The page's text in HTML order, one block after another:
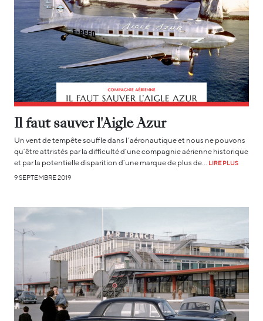
Il faut sauver l'Aigle Azur
Un vent de tempête souffle dans l’aéronautique et nous ne pouvons
qu’être attristés par la difficulté d’une compagnie aérienne historique
et par la potentielle disparition d’une marque de plus de… LIRE PLUS
9 SEPTEMBRE 2019